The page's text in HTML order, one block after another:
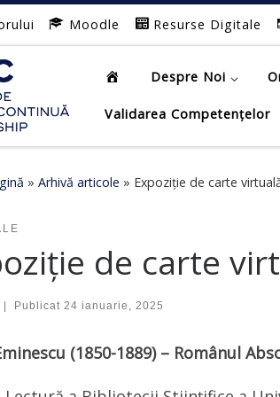
Moodle Resurse Digitale
Despre Noi
Validarea Competențelor
» Arhivă articole » Expoziție de carte
de carte
| Publicat 24 ianuarie, 2025
(1850-1889) – Românul